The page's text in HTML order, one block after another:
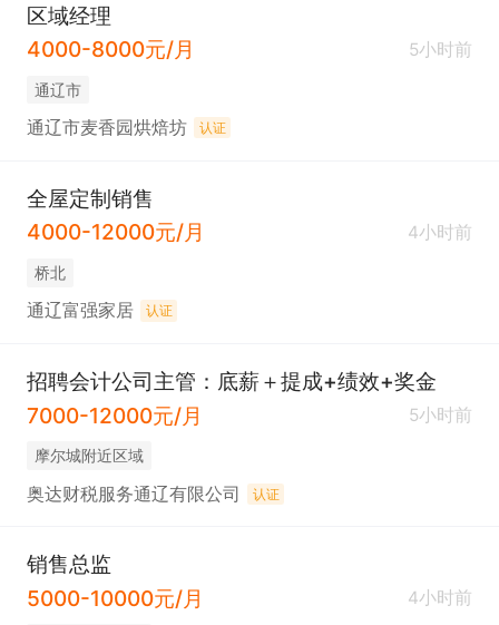
区域经理
4000-8000元/月
5小时前
通辽市
通辽市麦香园烘焙坊 认证
全屋定制销售
4000-12000元/月
4小时前
桥北
通辽富强家居 认证
招聘会计公司主管：底薪＋提成+绩效+奖金
7000-12000元/月
5小时前
摩尔城附近区域
奥达财税服务通辽有限公司 认证
销售总监
5000-10000元/月
4小时前